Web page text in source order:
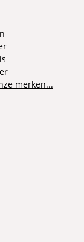
merken...